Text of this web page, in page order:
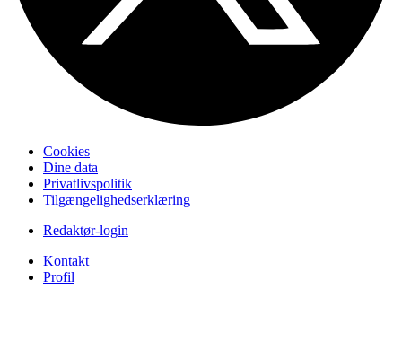
Cookies
Dine data
Privatlivspolitik
Tilgængelighedserklæring
Redaktør-login
Kontakt
Profil